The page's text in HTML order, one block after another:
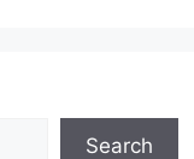
Search